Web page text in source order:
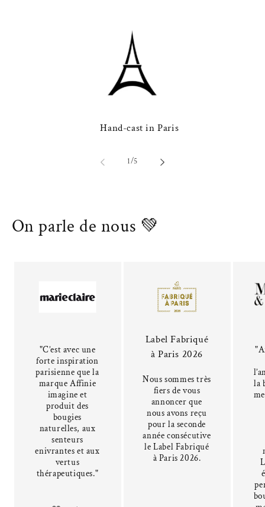
Hand-cast in Paris
1/of
5
On parle de nous 💚
"C’est avec une
forte inspiration
parisienne que la
marque Affinie
imagine et
produit des
bougies
naturelles, aux
senteurs
enivrantes et aux
vertus
thérapeutiques."
Label Fabriqué
à Paris 2026
Nous sommes très
fiers de vous
annoncer que
nous avons reçu
pour la seconde
année consécutive
le Label Fabriqué
à Paris 2026.
la